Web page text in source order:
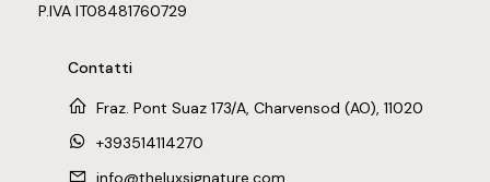
P.IVA IT08481760729
Contatti
Fraz. Pont Suaz 173/A, Charvensod (AO), 11020
+393514114270
info@theluxsignature.com